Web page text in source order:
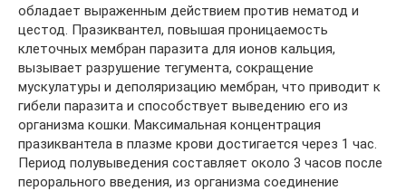
обладает выраженным действием против нематод и
цестод. Празиквантел, повышая проницаемость
клеточных мембран паразита для ионов кальция,
вызывает разрушение тегумента, сокращение
мускулатуры и деполяризацию мембран, что приводит к
гибели паразита и способствует выведению его из
организма кошки. Максимальная концентрация
празиквантела в плазме крови достигается через 1 час.
Период полувыведения составляет около 3 часов после
перорального введения, из организма соединение